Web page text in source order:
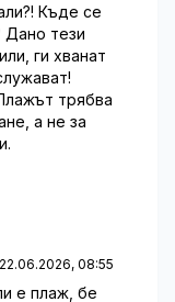
Къде се
Дано тези
ги хванат
трябва
а не за
22.06.2026, 08:55
е плаж, бе